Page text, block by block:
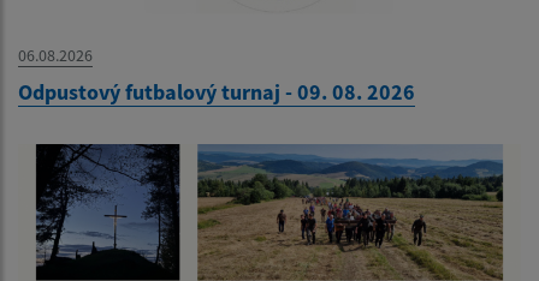
06.08.2026
Odpustový futbalový turnaj - 09. 08. 2026